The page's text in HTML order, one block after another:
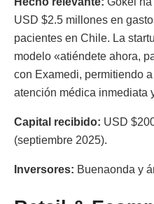
USD $2.5 millones en
pacientes en Chile. La
modelo «atiéndete ahora,
con Examedi, permitiendo
atención médica inmediata
Capital recibido: USD
(septiembre 2025).
Inversores: Buenaonda y